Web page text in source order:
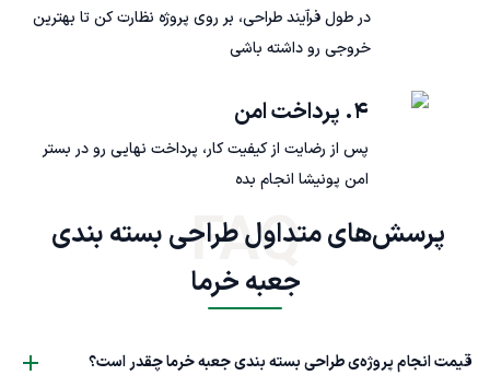
در طول فرآیند طراحی، بر روی پروژه نظارت کن تا بهترین
خروجی رو داشته باشی
۴. پرداخت امن
پس از رضایت از کیفیت کار، پرداخت نهایی رو در بستر
امن پونیشا انجام بده
پرسش‌های متداول طراحی بسته بندی
جعبه خرما
FAQ
قیمت انجام پروژه‌ی طراحی بسته بندی جعبه خرما چقدر است؟